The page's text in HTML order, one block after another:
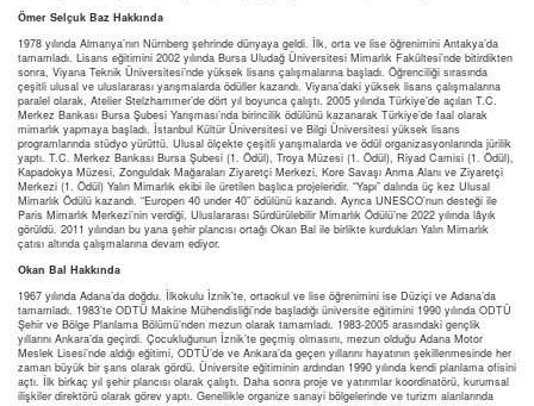
Ömer Selçuk Baz Hakkında
1978 yılında Almanya’nın Nürnberg şehrinde dünyaya geldi. İlk, orta ve lise öğrenimini Antakya’da
tamamladı. Lisans eğitimini 2002 yılında Bursa Uludağ Üniversitesi Mimarlık Fakültesi’nde bitirdikten
sonra, Viyana Teknik Üniversitesi’nde yüksek lisans çalışmalarına başladı. Öğrenciliği sırasında
çeşitli ulusal ve uluslararası yarışmalarda ödüller kazandı. Viyana’daki yüksek lisans çalışmalarına
paralel olarak, Atelier Stelzhammer’de dört yıl boyunca çalıştı. 2005 yılında Türkiye’de açılan T.C.
Merkez Bankası Bursa Şubesi Yarışması’nda birincilik ödülünü kazanarak Türkiye’de faal olarak
mimarlık yapmaya başladı. İstanbul Kültür Üniversitesi ve Bilgi Üniversitesi yüksek lisans
programlarında stüdyo yürüttü. Ulusal ölçekte çeşitli yarışmalarda ve ödül organizasyonlarında jürilik
yaptı. T.C. Merkez Bankası Bursa Şubesi (1. Ödül), Troya Müzesi (1. Ödül), Riyad Camisi (1. Ödül),
Kapadokya Müzesi, Zonguldak Mağaraları Ziyaretçi Merkezi, Kore Savaşı Anma Alanı ve Ziyaretçi
Merkezi (1. Ödül) Yalın Mimarlık ekibi ile üretilen başlıca projeleridir. “Yapı” dalında üç kez Ulusal
Mimarlık Ödülü kazandı. “Europen 40 under 40” ödülünü kazandı. Ayrıca UNESCO’nun desteği ile
Paris Mimarlık Merkezi’nin verdiği, Uluslararası Sürdürülebilir Mimarlık Ödülü’ne 2022 yılında lâyık
görüldü. 2011 yılından bu yana şehir plancısı ortağı Okan Bal ile birlikte kurdukları Yalın Mimarlık
çatısı altında çalışmalarına devam ediyor.
Okan Bal Hakkında
1967 yılında Adana’da doğdu. İlkokulu İznik’te, ortaokul ve lise öğrenimini ise Düziçi ve Adana’da
tamamladı. 1983’te ODTÜ Makine Mühendisliği’nde başladığı üniversite eğitimini 1990 yılında ODTÜ
Şehir ve Bölge Planlama Bölümü’nden mezun olarak tamamladı. 1983-2005 arasındaki gençlik
yıllarını Ankara’da geçirdi. Çocukluğunun İznik’te geçmiş olmasını, mezun olduğu Adana Motor
Meslek Lisesi’nde aldığı eğitimi, ODTÜ’de ve Ankara’da geçen yıllarını hayatının şekillenmesinde her
zaman büyük bir şans olarak gördü. Üniversite eğitiminin ardından 1990 yılında kendi planlama ofisini
açtı. İlk birkaç yıl şehir plancısı olarak çalıştı. Daha sonra proje ve yatırımlar koordinatörü, kurumsal
ilişkiler direktörü olarak görev yaptı. Genellikle organize sanayi bölgelerinde ve turizm alanlarında